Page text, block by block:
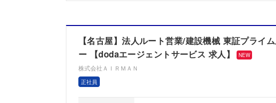
【名古屋】法人ルート営業/建設機械 東証プライ
ー 【dodaエージェントサービス 求人】
NEW
株式会社ＡＩＲＭＡＮ
正社員